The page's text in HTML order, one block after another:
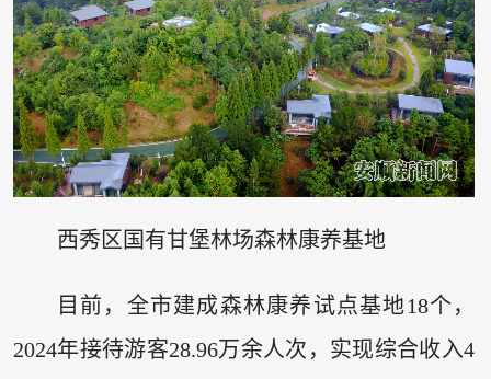
西秀区国有甘堡林场森林康养基地
目前，全市建成森林康养试点基地18个，
2024年接待游客28.96万余人次，实现综合收入4